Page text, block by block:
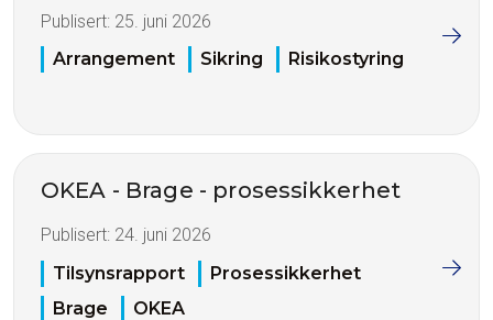
Publisert: 25. juni 2026
Arrangement
Sikring Risikostyring
OKEA - Brage - prosessikkerhet
Publisert: 24. juni 2026
Tilsynsrapport
Prosessikkerhet
Brage
OKEA